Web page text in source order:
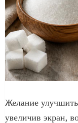
Желание
увеличив экран,